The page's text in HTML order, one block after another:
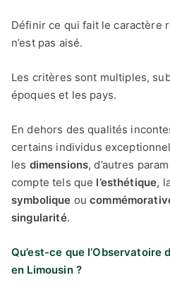
Définir ce qui fait le caractère
n’est pas aisé.
Les critères sont multiples,
époques et les pays.
En dehors des qualités
certains individus
les dimensions, d’autres
compte tels que l’esthétique,
symbolique ou
singularité.
Qu’est-ce que l’Observatoire
en Limousin ?